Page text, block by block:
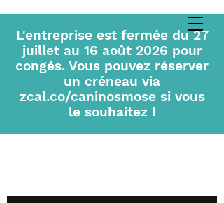
L'entreprise est fermée du 27
juillet au 16 août 2026 pour
congés. Vous pouvez réserver
un créneau via
zcal.co/caninosmose si vous
le souhaitez !